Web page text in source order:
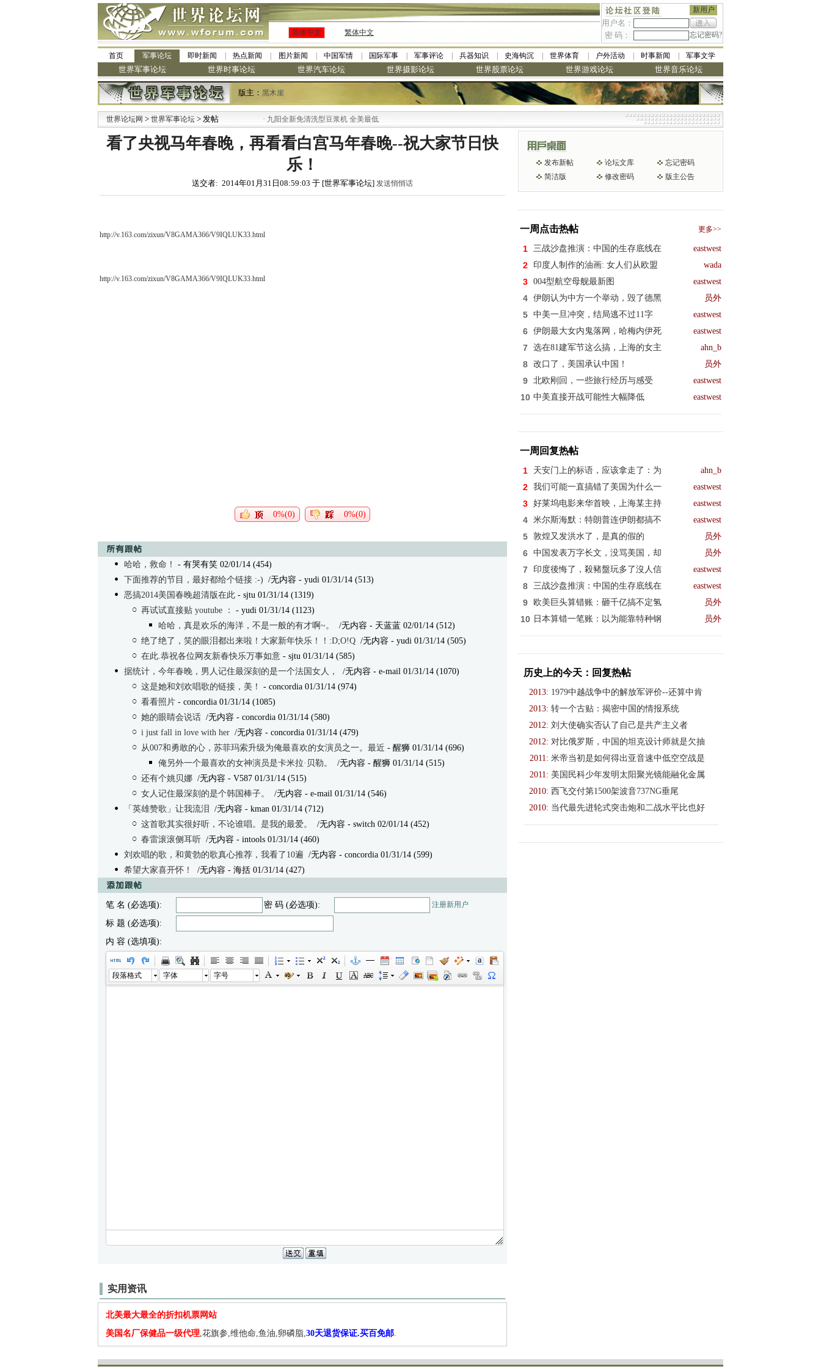
新用户
用户名：
密 码：
忘记密码?
简体中文 繁体中文
首页 军事论坛 即时新闻 热点新闻 图片新闻 中国军情 国际军事 军事评论 兵器知识 史海钩沉 世界体育 户外活动 时事新闻 军事文学
世界军事论坛 世界时事论坛 世界汽车论坛 世界摄影论坛 世界股票论坛 世界游戏论坛 世界音乐论坛
版主： 黑木崖
世界论坛网 > 世界军事论坛 > 发帖 九阳全新免清洗型豆浆机 全美最低
看了央视马年春晚，再看看白宫马年春晚--祝大家节日快
乐！
送交者: 2014年01月31日08:59:03 于 [世界军事论坛] 发送悄悄话
http://v.163.com/zixun/V8GAMA366/V9IQLUK33.html
http://v.163.com/zixun/V8GAMA366/V9IQLUK33.html
0%(0) 0%(0)
哈哈，救命！
- 有哭有笑 02/01/14 (454)
下面推荐的节目，最好都给个链接 :-) /无内容 - yudi 01/31/14 (513)
恶搞2014美国春晚超清版在此 - sjtu 01/31/14 (1319)
再试试直接贴 youtube ：
- yudi 01/31/14 (1123)
哈哈，真是欢乐的海洋，不是一般的有才啊~。
/无内容 - 天蓝蓝 02/01/14 (512)
绝了绝了，笑的眼泪都出来啦！大家新年快乐！！:D;O!Q /无内容 - yudi 01/31/14 (505)
在此.恭祝各位网友新春快乐万事如意 - sjtu 01/31/14 (585)
据统计，今年春晚，男人记住最深刻的是一个法国女人，
/无内容 - e-mail 01/31/14 (1070)
这是她和刘欢唱歌的链接，美！
- concordia 01/31/14 (974)
看看照片 - concordia 01/31/14 (1085)
她的眼睛会说话 /无内容 - concordia 01/31/14 (580)
i just fall in love with her /无内容 - concordia 01/31/14 (479)
从007和勇敢的心，苏菲玛索升级为俺最喜欢的女演员之一。最近 - 醒狮 01/31/14 (696)
俺另外一个最喜欢的女神演员是卡米拉·贝勒。
/无内容 - 醒狮 01/31/14 (515)
还有个姚贝娜 /无内容 - V587 01/31/14 (515)
女人记住最深刻的是个韩国棒子。
/无内容 - e-mail 01/31/14 (546)
「英雄赞歌」让我流泪
/无内容 - kman 01/31/14 (712)
这首歌其实很好听，不论谁唱。是我的最爱。
/无内容 - switch 02/01/14 (452)
春雷滚滚侧耳听 /无内容 - intools 01/31/14 (460)
刘欢唱的歌，和黄勃的歌真心推荐，我看了10遍 /无内容 - concordia 01/31/14 (599)
希望大家喜开怀！
/无内容 - 海括 01/31/14 (427)
笔 名 (必选项): 密 码 (必选项): 注册新用户
标 题 (必选项):
内 容 (选填项):
段落格式 字体 字号
实用资讯
北美最大最全的折扣机票网站
美国名厂保健品一级代理,花旗参,维他命,鱼油,卵磷脂,30天退货保证.买百免邮.
发布新帖 论坛文库
忘记密码
简洁版
修改密码 版主公告
一周点击热帖 更多>>
1 三战沙盘推演：中国的生存底线在 eastwest
2 印度人制作的油画: 女人们从欧盟 wada
3 004型航空母舰最新图 eastwest
4 伊朗认为中方一个举动，毁了德黑 员外
5 中美一旦冲突，结局逃不过11字 eastwest
6 伊朗最大女内鬼落网，哈梅内伊死 eastwest
7 选在81建军节这么搞，上海的女主 ahn_b
8 改口了，美国承认中国！ 员外
9 北欧刚回，一些旅行经历与感受 eastwest
10 中美直接开战可能性大幅降低 eastwest
一周回复热帖
1 天安门上的标语，应该拿走了：为 ahn_b
2 我们可能一直搞错了美国为什么一 eastwest
3 好莱坞电影来华首映，上海某主持 eastwest
4 米尔斯海默：特朗普连伊朗都搞不 eastwest
5 敦煌又发洪水了，是真的假的 员外
6 中国发表万字长文，没骂美国，却 员外
7 印度後悔了，殺豬盤玩多了沒人信 eastwest
8 三战沙盘推演：中国的生存底线在 eastwest
9 欧美巨头算错账：砸千亿搞不定氢 员外
10 日本算错一笔账：以为能靠特种钢 员外
历史上的今天：回复热帖
2013: 1979中越战争中的解放军评价--还算中肯
2013: 转一个古贴：揭密中国的情报系统
2012: 刘大使确实否认了自己是共产主义者
2012: 对比俄罗斯，中国的坦克设计师就是欠抽
2011: 米帝当初是如何得出亚音速中低空空战是
2011: 美国民科少年发明太阳聚光镜能融化金属
2010: 西飞交付第1500架波音737NG垂尾
2010: 当代最先进轮式突击炮和二战水平比也好